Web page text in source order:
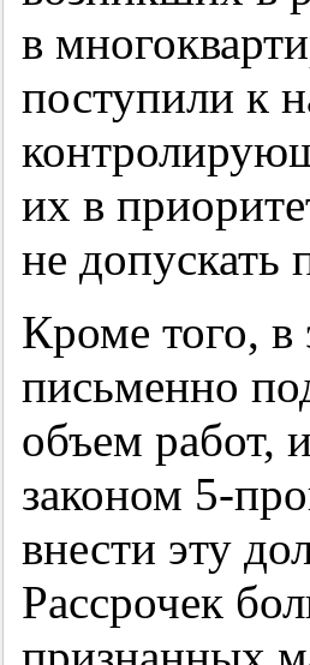
в
поступили к
их в
не допускать
Кроме того, в
письменно
объем работ,
законом 5-
внести эту
Рассрочек